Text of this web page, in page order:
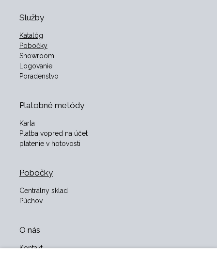
Služby
Katalóg
Pobočky
Showroom
Logovanie
Poradenstvo
Platobné metódy
Karta
Platba vopred na účet
platenie v hotovosti
Pobočky
Centrálny sklad
Púchov
O nás
Kontakt